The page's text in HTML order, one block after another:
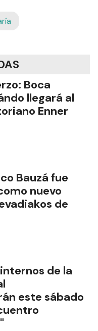
Boca
llegará al
Enner
Bauzá fue
nuevo
de
de la
este sábado